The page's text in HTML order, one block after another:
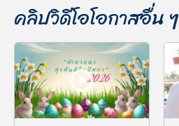
คลิปวิดีโอโอกาสอื่น ๆ